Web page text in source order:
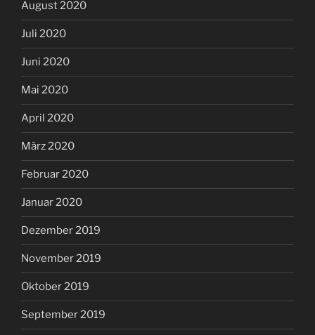
August 2020
Juli 2020
Juni 2020
Mai 2020
April 2020
März 2020
Februar 2020
Januar 2020
Dezember 2019
November 2019
Oktober 2019
September 2019